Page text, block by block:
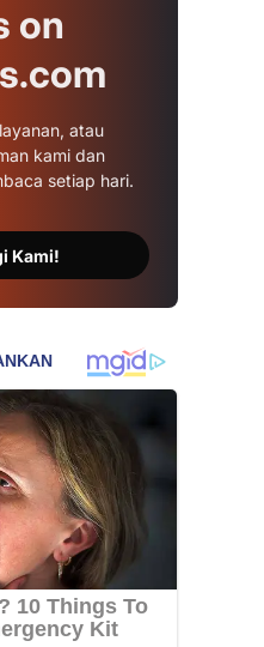
on
atau
kami dan
setiap hari.
Kami!